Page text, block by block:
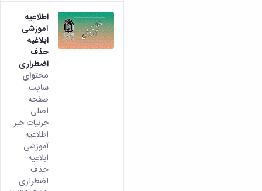
اطلاعیه
آموزشی
ابلاغیه
حذف
اضطراری
محتوای
سایت
صفحه
اصلی
جزئیات خبر
اطلاعیه
آموزشی
ابلاغیه
حذف
اضطراری